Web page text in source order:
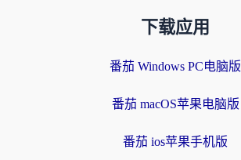
下载应用
番茄 Windows PC电脑版
番茄 macOS苹果电脑版
番茄 ios苹果手机版